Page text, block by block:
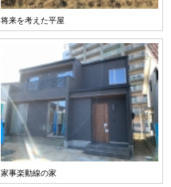
将来を考えた平屋
家事楽動線の家